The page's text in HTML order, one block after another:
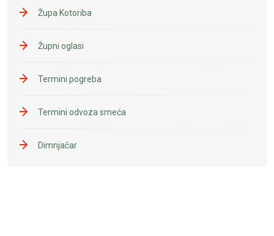
Župa Kotoriba
Župni oglasi
Termini pogreba
Termini odvoza smeća
Dimnjačar